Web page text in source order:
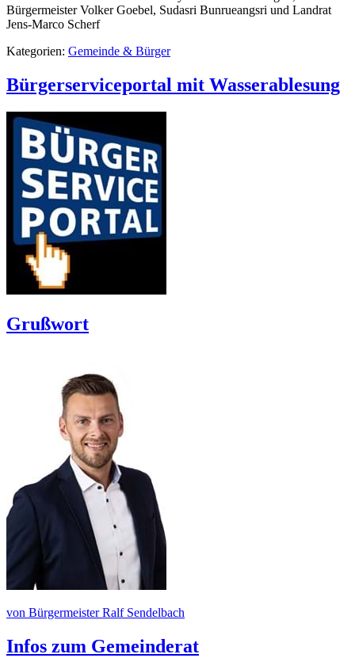
Bürgermeister Volker Goebel, Sudasri Bunrueangsri und Landrat
Jens-Marco Scherf
Kategorien: Gemeinde & Bürger
Bürgerserviceportal mit Wasserablesung
Grußwort
von Bürgermeister Ralf Sendelbach
Infos zum Gemeinderat